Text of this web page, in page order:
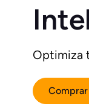
Optimiza
Comprar